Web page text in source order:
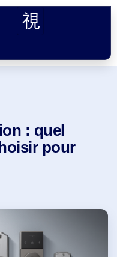
: quel
pour